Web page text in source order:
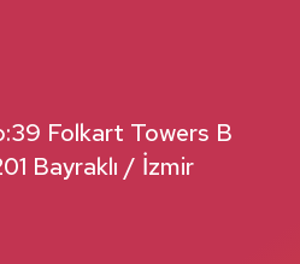
Folkart Towers B
Bayraklı / İzmir